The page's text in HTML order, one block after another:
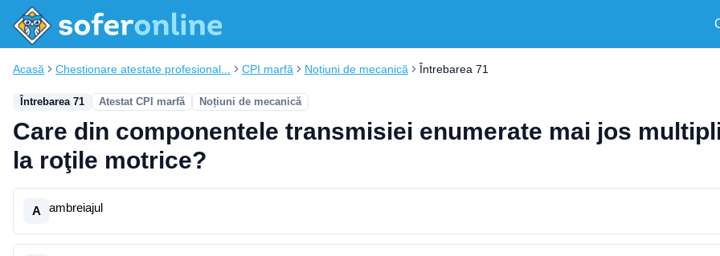
Acasă Chestionare atestate profesional... CPI marfă Noțiuni de mecanică Întrebarea 71
Întrebarea 71 Atestat CPI marfă Noțiuni de mecanică
Care din componentele transmisiei enumerate mai jos
la roţile motrice?
A ambreiajul